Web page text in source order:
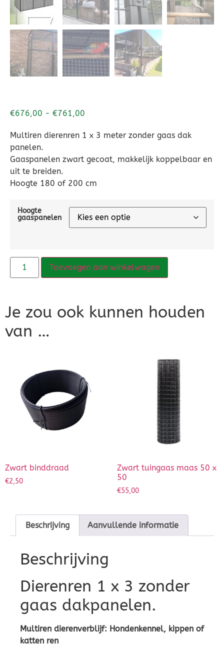
€676,00 - €761,00
Multiren dierenren 1 x 3 meter zonder gaas dak
panelen.
Gaaspanelen zwart gecoat, makkelijk koppelbaar en
uit te breiden.
Hoogte 180 of 200 cm
Hoogte
gaaspanelen
Toevoegen aan winkelwagen
Je zou ook kunnen houden
van …
Zwart binddraad
€2,50
Zwart tuingaas maas 50 x
50
€55,00
Beschrijving Aanvullende informatie
Beschrijving
Dierenren 1 x 3 zonder
gaas dakpanelen.
Multiren dierenverblijf: Hondenkennel, kippen of
katten ren